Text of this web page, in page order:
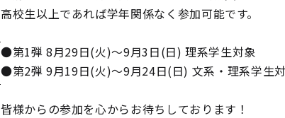
高校生以上であれば学年関係なく参加可能です。
●第1弾 8月29日(火)～9月3日(日) 理系学生対象
●第2弾 9月19日(火)～9月24日(日) 文系・理系学生
皆様からの参加を心からお待ちしております！